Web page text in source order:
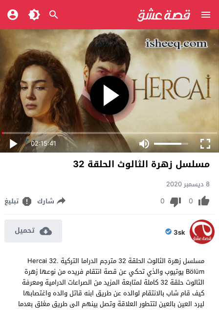
02:15:41
مسلسل زهرة الثالوث الحلقة 32
8 ديسمبر 2020
0
0 شارك تبليغ
3sk تحميل
مسلسل زهرة الثالوث الحلقة 32 مترجم الدراما التركية Hercai 32.
Bölüm يوتيوب والذي تحكي عن قصة انتقام فريده من نوعها زهرة
الثالوث حلقة 32 كاملة لمتابعة المزيد من الصراعات الدرامية ومعرفة
كيف قام شاب بالانتقام لوالده عن طريق ابنه قاتل والده واغتصابها
ليرد العين بالعين لتتطور العلاقة وتصل بينهم الى طريق مغلق بعدما